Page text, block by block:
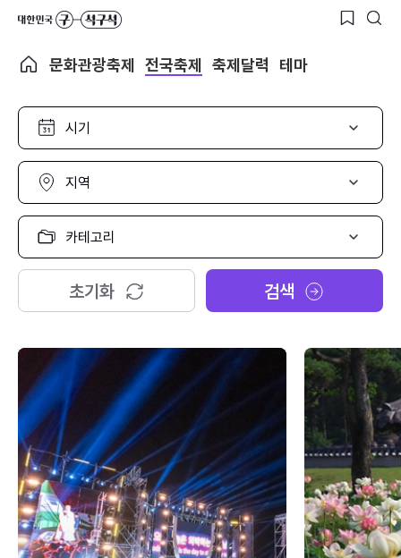
문화관광축제 전국축제 축제달력 테마
시
선
택
지
선
택
카
고
리
택
초기화 검색